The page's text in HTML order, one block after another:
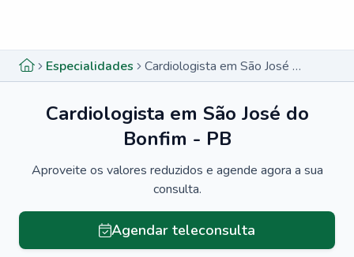
Especialidades Cardiologista em São José do Bonfim - PB
Cardiologista em São José do
Bonfim - PB
Aproveite os valores reduzidos e agende agora a sua
consulta.
Agendar teleconsulta